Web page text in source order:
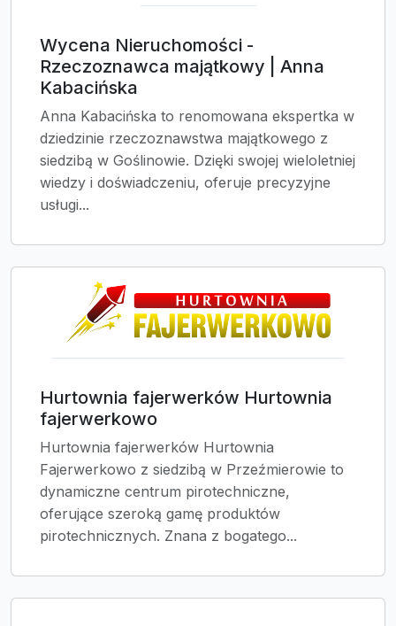
Wycena Nieruchomości -
Rzeczoznawca majątkowy | Anna
Kabacińska
Anna Kabacińska to renomowana ekspertka w
dziedzinie rzeczoznawstwa majątkowego z
siedzibą w Goślinowie. Dzięki swojej wieloletniej
wiedzy i doświadczeniu, oferuje precyzyjne
usługi...
Hurtownia fajerwerków Hurtownia
fajerwerkowo
Hurtownia fajerwerków Hurtownia
Fajerwerkowo z siedzibą w Przeźmierowie to
dynamiczne centrum pirotechniczne,
oferujące szeroką gamę produktów
pirotechnicznych. Znana z bogatego...